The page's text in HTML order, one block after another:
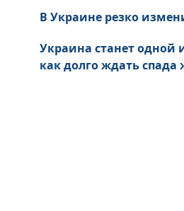
В Украине резко
Украина станет одной
как долго ждать спада